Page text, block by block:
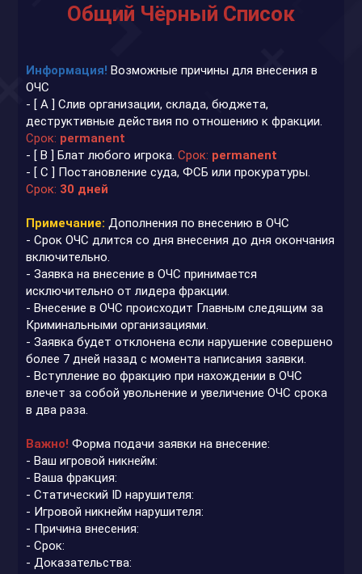
а
Общий Чёрный Список
Информация! Возможные причины для внесения в
ОЧС
- [ A ] Слив организации, склада, бюджета,
деструктивные действия по отношению к фракции.
Срок: permanent
- [ B ] Блат любого игрока.Срок: permanent
- [ C ] Постановление суда, ФСБ или прокуратуры.
Срок: 30 дней
Примечание: Дополнения по внесению в ОЧС
- Срок ОЧС длится со дня внесения до дня окончания
включительно.
- Заявка на внесение в ОЧС принимается
исключительно от лидера фракции.
- Внесение в ОЧС происходит Главным следящим за
Криминальными организациями.
- Заявка будет отклонена если нарушение совершено
более 7 дней назад с момента написания заявки.
- Вступление во фракцию при нахождении в ОЧС
влечет за собой увольнение и увеличение ОЧС срока
в два раза.
Важно! Форма подачи заявки на внесение:
- Ваш игровой никнейм:
- Ваша фракция:
- Статический ID нарушителя:
- Игровой никнейм нарушителя:
- Причина внесения:
- Срок:
- Доказательства: